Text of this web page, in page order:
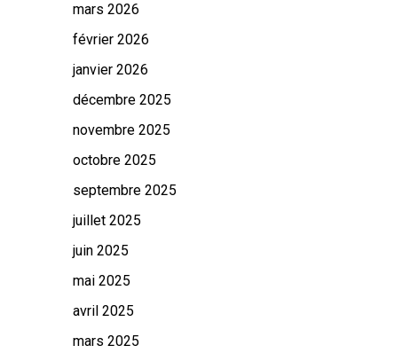
mars 2026
février 2026
janvier 2026
décembre 2025
novembre 2025
octobre 2025
septembre 2025
juillet 2025
juin 2025
mai 2025
avril 2025
mars 2025